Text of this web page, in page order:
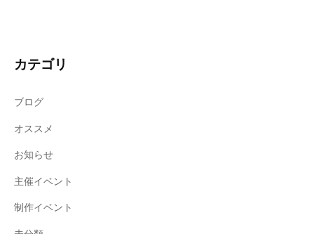
カテゴリ
ブログ
オススメ
お知らせ
主催イベント
制作イベント